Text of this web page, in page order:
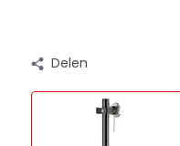
Delen